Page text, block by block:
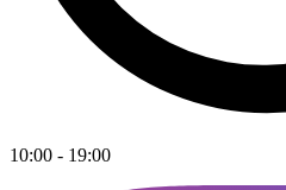
10:00 - 19:00